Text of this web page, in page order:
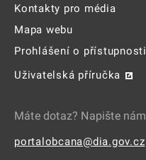
Kontakty pro média
Mapa webu
Prohlášení o přístupnosti
Uživatelská příručka
Máte dotaz? Napište nám
portalobcana@dia.gov.cz